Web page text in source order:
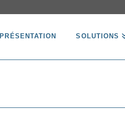
PRÉSENTATION SOLUTIONS